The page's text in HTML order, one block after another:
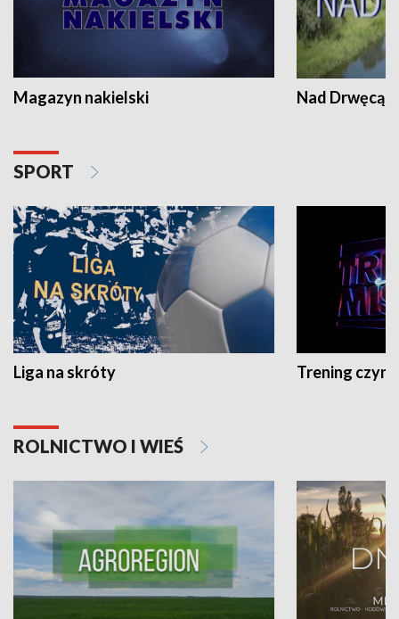
Magazyn nakielski Nad Drwęcą
SPORT
Liga na skróty Trening czyni
ROLNICTWO I WIEŚ